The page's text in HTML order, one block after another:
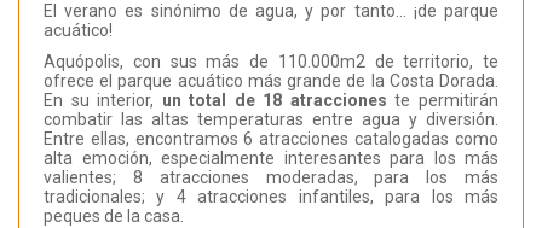
El verano es sinónimo de agua, y por tanto… ¡de parque
acuático!
Aquópolis, con sus más de 110.000m2 de territorio, te
ofrece el parque acuático más grande de la Costa Dorada.
En su interior, un total de 18 atracciones te permitirán
combatir las altas temperaturas entre agua y diversión.
Entre ellas, encontramos 6 atracciones catalogadas como
alta emoción, especialmente interesantes para los más
valientes; 8 atracciones moderadas, para los más
tradicionales; y 4 atracciones infantiles, para los más
peques de la casa.